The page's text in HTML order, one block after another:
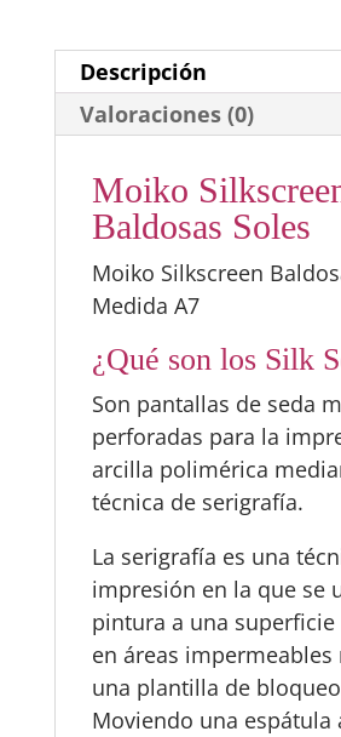
Descripción
Valoraciones (0)
Moiko
Baldosas Soles
Moiko Silkscreen
Medida A7
¿Qué son los Silk
Son pantallas de seda
perforadas para la
arcilla polimérica
técnica de serigrafía.
La serigrafía es una
impresión en la que se
pintura a una superficie
en áreas
una plantilla de
Moviendo una espátula